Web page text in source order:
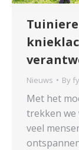
Nieuws By
Met het
trekken we
veel